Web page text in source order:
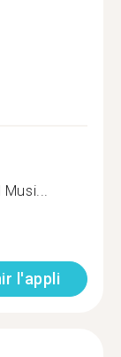
l'appli